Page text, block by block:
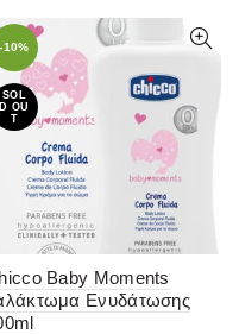
-10%
SOL
D OU
T
Baby Moments
Ενυδάτωσης